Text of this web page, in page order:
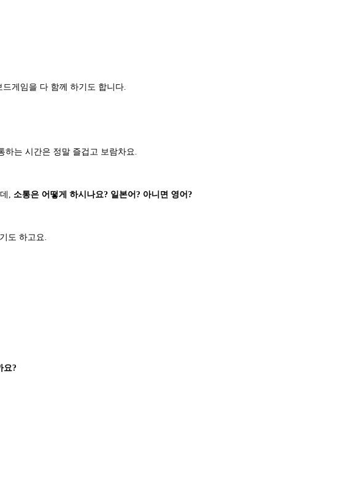
게임을 다 함께 하기도 합니다.
는 시간은 정말 즐겁고 보람차요.
, 소통은 어떻게 하시나요? 일본어? 아니면 영어?
도 하고요.
요?